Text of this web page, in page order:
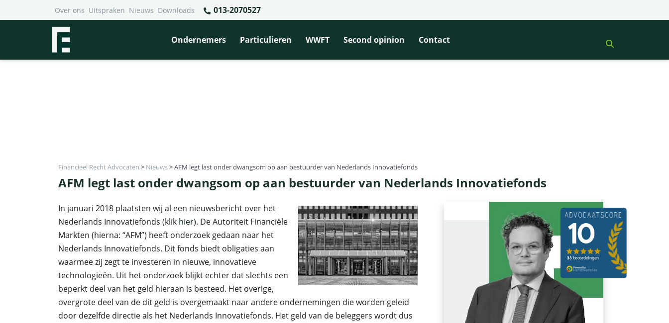
Over ons Uitspraken Nieuws Downloads 013-2070527
Ondernemers Particulieren WWFT Second opinion Contact
Financieel Recht Advocaten > Nieuws>AFM legt last onder dwangsom op aan bestuurder van Nederlands Innovatiefonds
AFM legt last onder dwangsom op aan bestuurder van Nederlands Innovatiefonds
In januari 2018 plaatsten wij al een nieuwsbericht over het
Nederlands Innovatiefonds (klik hier). De Autoriteit Financiële
Markten (hierna: “AFM”) heeft onderzoek gedaan naar het
Nederlands Innovatiefonds. Dit fonds biedt obligaties aan
waarmee zij zegt te investeren in nieuwe, innovatieve
technologieën. Uit het onderzoek blijkt echter dat slechts een
beperkt deel van het geld hieraan is besteed. Het overige,
overgrote deel van de dit geld is overgemaakt naar andere ondernemingen die worden geleid
door dezelfde directie als het Nederlands Innovatiefonds. Het geld van de beleggers wordt dus